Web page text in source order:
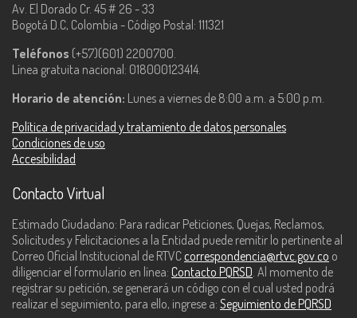
Av. El Dorado Cr. 45 # 26 - 33
Bogotá D.C, Colombia - Código Postal: 111321
Teléfonos (+57)(601) 2200700.
Línea gratuita nacional: 018000123414.
Horario de atención: Lunes a viernes de 8:00 a.m. a 5:00 p.m.
Política de privacidad y tratamiento de datos personales
Condiciones de uso
Accesibilidad
Contacto Virtual
Estimado Ciudadano: Para radicar Peticiones, Quejas, Reclamos,
Solicitudes y Felicitaciones a la Entidad puede remitir lo pertinente al
Correo Oficial Institucional de RTVC correspondencia@rtvc.gov.co o
diligenciar el formulario en línea: Contacto PQRSD. Al momento de
registrar su petición, se generará un código con el cual usted podrá
realizar el seguimiento, para ello, ingrese a: Seguimiento de PQRSD